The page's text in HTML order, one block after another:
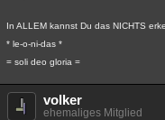
In ALLEM kannst Du das NICHTS
* le-o-ni-das *
= soli deo gloria =
volker
ehemaliges Mitglied